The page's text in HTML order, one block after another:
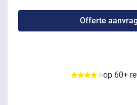
op 60+